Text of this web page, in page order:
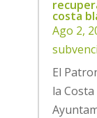
costa
Ago 2,
El
la